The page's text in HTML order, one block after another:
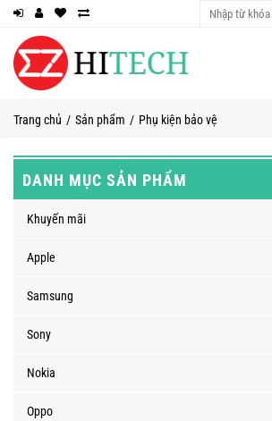
Trang chủ Sản phẩm Phụ kiện bảo vệ
DANH MỤC SẢN PHẨM
Khuyến mãi
Apple
Samsung
Sony
Nokia
Oppo